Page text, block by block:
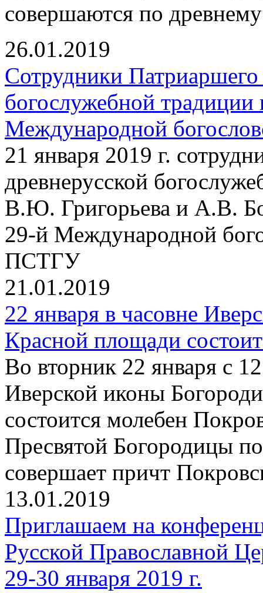
совершаются по
26.01.2019
Сотрудники Патриаршего
богослужебной
Международной
21 января 2019 г.
древнерусской
В.Ю. Григорьева и А.В.
29-й Международной
ПСТГУ
21.01.2019
22 января в часовне
Красной площади
Во вторник 22 января с
Иверской иконы
состоится молебен
Пресвятой Богородицы
совершает причт
13.01.2019
Приглашаем на
Русской Православной
29-30 января 2019 г.